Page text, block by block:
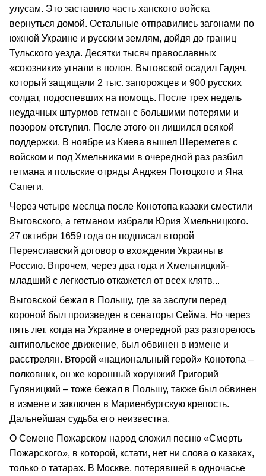
улусам. Это заставило часть ханского войска
вернуться домой. Остальные отправились загонами по
южной Украине и русским землям, дойдя до границ
Тульского уезда. Десятки тысяч православных
«союзники» угнали в полон. Выговской осадил Гадяч,
который защищали 2 тыс. запорожцев и 900 русских
солдат, подоспевших на помощь. После трех недель
неудачных штурмов гетман с большими потерями и
позором отступил. После этого он лишился всякой
поддержки. В ноябре из Киева вышел Шереметев с
войском и под Хмельниками в очередной раз разбил
гетмана и польские отряды Анджея Потоцкого и Яна
Сапеги.
Через четыре месяца после Конотопа казаки сместили
Выговского, а гетманом избрали Юрия Хмельницкого.
27 октября 1659 года он подписал второй
Переяславский договор о вхождении Украины в
Россию. Впрочем, через два года и Хмельницкий-
младший с легкостью откажется от всех клятв...
Выговской бежал в Польшу, где за заслуги перед
короной был произведен в сенаторы Сейма. Но через
пять лет, когда на Украине в очередной раз разгорелось
антипольское движение, был обвинен в измене и
расстрелян. Второй «национальный герой» Конотопа –
полковник, он же коронный хорунжий Григорий
Гуляницкий – тоже бежал в Польшу, также был обвинен
в измене и заключен в Мариенбургскую крепость.
Дальнейшая судьба его неизвестна.
О Семене Пожарском народ сложил песню «Смерть
Пожарского», в которой, кстати, нет ни слова о казаках,
только о татарах. В Москве, потерявшей в одночасье